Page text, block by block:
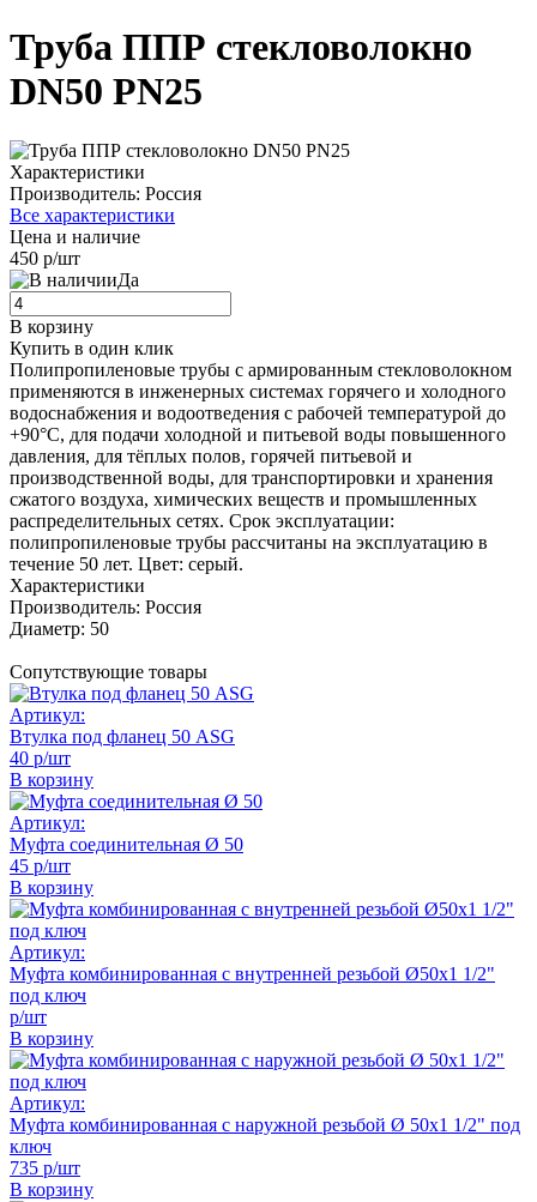
Труба ППР стекловолокно
DN50 PN25
Характеристики
Производитель: Россия
Все характеристики
Цена и наличие
450 р/шт
Да
В корзину
Купить в один клик
Полипропиленовые трубы с армированным стекловолокном
применяются в инженерных системах горячего и холодного
водоснабжения и водоотведения с рабочей температурой до
+90°С, для подачи холодной и питьевой воды повышенного
давления, для тёплых полов, горячей питьевой и
производственной воды, для транспортировки и хранения
сжатого воздуха, химических веществ и промышленных
распределительных сетях. Срок эксплуатации:
полипропиленовые трубы рассчитаны на эксплуатацию в
течение 50 лет. Цвет: серый.
Характеристики
Производитель: Россия
Диаметр: 50
Сопутствующие товары
Артикул:
Втулка под фланец 50 ASG
40 р/шт
В корзину
Артикул:
Муфта соединительная Ø 50
45 р/шт
В корзину
Артикул:
Муфта комбинированная с внутренней резьбой Ø50х1 1/2"
под ключ
р/шт
В корзину
Артикул:
Муфта комбинированная с наружной резьбой Ø 50х1 1/2" под
ключ
735 р/шт
В корзину